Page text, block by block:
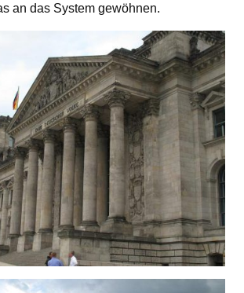
an das System gewöhnen.